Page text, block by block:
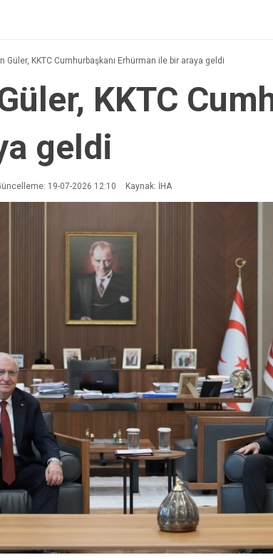
Güler, KKTC Cumhurbaşkanı Erhürman ile bir araya geldi
KKTC
geldi
19-07-2026 12:10 Kaynak: İHA